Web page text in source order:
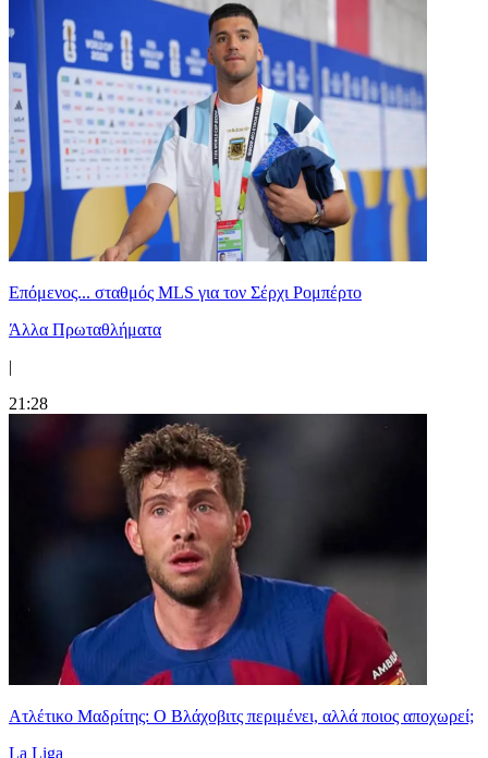
Επόμενος... σταθμός MLS για τον Σέρχι Ρομπέρτο
Άλλα Πρωταθλήματα
|
21:28
Ατλέτικο Μαδρίτης: Ο Βλάχοβιτς περιμένει, αλλά ποιος αποχωρεί;
La Liga